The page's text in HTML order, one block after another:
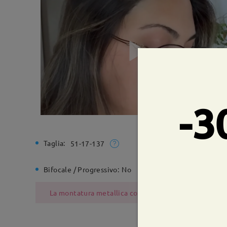
Taglia: 51-17-137
Bifocale / Progressivo: No
La montatura metallica contiene nichel a causa
-